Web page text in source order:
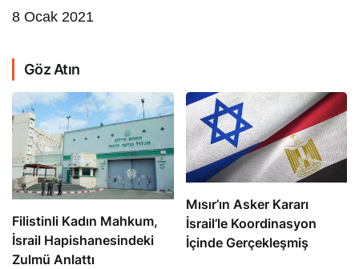
8 Ocak 2021
Göz Atın
Filistinli Kadın Mahkum,
İsrail Hapishanesindeki
Zulmü Anlattı
Mısır’ın Asker Kararı
İsrail’le Koordinasyon
İçinde Gerçekleşmiş